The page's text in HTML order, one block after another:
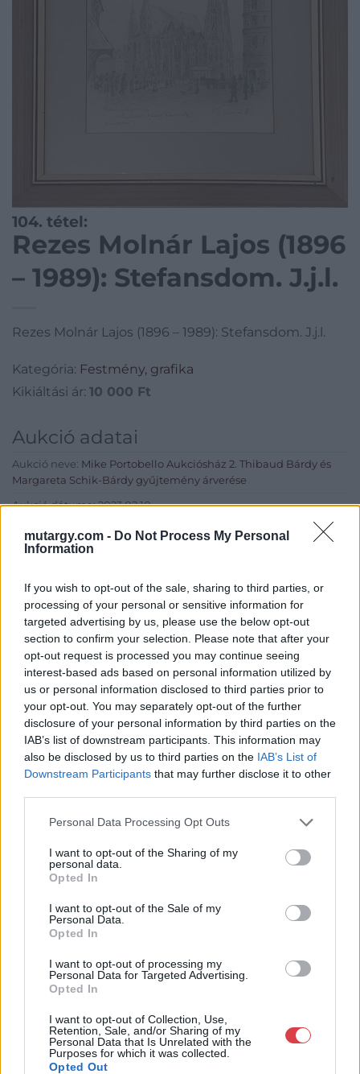
mutargy.com - Do Not Process My Personal
Information
If you wish to opt-out of the sale, sharing to third parties, or
processing of your personal or sensitive information for
targeted advertising by us, please use the below opt-out
section to confirm your selection. Please note that after your
opt-out request is processed you may continue seeing
interest-based ads based on personal information utilized by
us or personal information disclosed to third parties prior to
your opt-out. You may separately opt-out of the further
disclosure of your personal information by third parties on the
IAB’s list of downstream participants. This information may
also be disclosed by us to third parties on the IAB’s List of
Downstream Participants that may further disclose it to other
Personal Data Processing Opt Outs
I want to opt-out of the Sharing of my
personal data.
Opted In
I want to opt-out of the Sale of my
Personal Data.
Opted In
I want to opt-out of processing my
Personal Data for Targeted Advertising.
Opted In
I want to opt-out of Collection, Use,
Retention, Sale, and/or Sharing of my
Personal Data that Is Unrelated with the
Purposes for which it was collected.
Opted Out
104. tétel:
Rezes Molnár Lajos (1896
– 1989): Stefansdom. J.j.l.
Rezes Molnár Lajos (1896 – 1989): Stefansdom. J.j.l.
Kategória: Festmény, grafika
Kikiáltási ár: 10 000 Ft
Aukció adatai
Aukció neve: Mike Portobello Aukciósház 2. Thibaud Bárdy és
Margareta Schik-Bárdy gyűjtemény árverése
Aukció dátuma: 2023.02.10
Aukció ideje: 18:00
Aukció helye:https://aukcio.net/
Eladó adatai
Eladó:Aukcio.net - Mike
Portobello Aukciósház
Cím: Vízkeleti Lívia
Mipo Kft
+36703805044
1053
elkezdte működését a Mike és Tsa Antikvárium, majd 2010-ben
a Portobello aukciósház kiegészítette az addigi tevékenységét
és megszületett a Mike Portobello Aukciósház. 2022-től saját
oldalunkon bonyolítjuk árverésünket. www.aukcio.net
GALÉRIA TOVÁBBI MŰTÁRGYAI